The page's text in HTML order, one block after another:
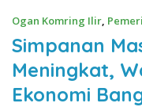
Ogan Komring Ilir,
Simpanan
Meningkat,
Ekonomi